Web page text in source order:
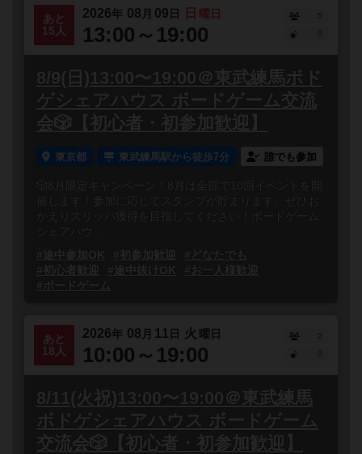
あと
15人
2026年 08 月 09 日 日 曜日
13:00～19:00
5
8/9(日)13:00〜19:00＠東武練馬ボド
ゲシェアハウス ボードゲーム交流
会🎲【初心者・初参加歓迎】
東京都 東武練馬駅から徒歩7分 誰でも参加
🎲8月限定キャンペーン！8月は全部で10回イベントを開
催します！参加に応じてスタンプが貯まります。ぜひお
かえりスリッパ獲得を目指してください！ボードゲーム
シェアハウ...
#途中参加OK
#初参加歓迎
#どなたでも
#初心者歓迎
#途中抜けOK
#お一人様歓迎
#ボードゲーム
あと
18人
2026年 08 月 11 日 火 曜日
10:00～19:00
2
8/11(火祝)13:00〜19:00＠東武練馬
ボドゲシェアハウス ボードゲーム
交流会🎲【初心者・初参加歓迎】